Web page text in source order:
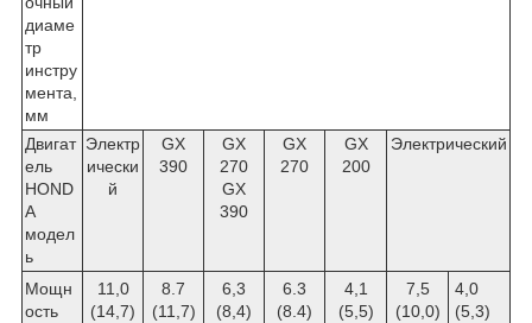
диаме
тр
инстру
мента,
мм
Двигат
ель
HOND
A
модел
ь
Электр
ически
й
GX
390
GX
270
GX
390
GX
270
GX
200
Электрический
Мощн
ость
11,0
(14,7)
8.7
(11,7)
6,3
(8,4)
6.3
(8.4)
4,1
(5,5)
7,5
(10,0)
4,0
(5,3)